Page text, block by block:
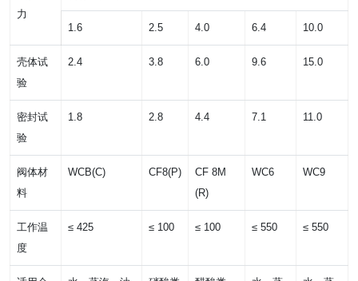
力
1.6 2.5 4.0 6.4 10.0
壳体试
验
2.4 3.8 6.0 9.6 15.0
密封试
验
1.8 2.8 4.4 7.1 11.0
阀体材
料
WCB(C) CF8(P)
CF 8M
(R)
WC6 WC9
工作温
度
≤ 425 ≤ 100 ≤ 100 ≤ 550 ≤ 550